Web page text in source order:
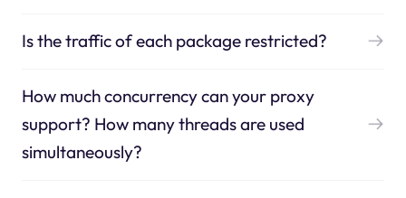
Is the traffic of each package restricted?
How much concurrency can your proxy
support? How many threads are used
simultaneously?